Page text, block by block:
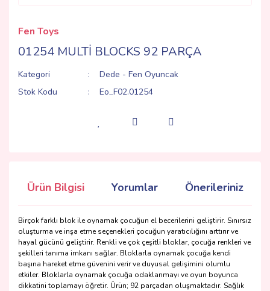
Fen Toys
01254 MULTİ BLOCKS 92 PARÇA
Kategori
Dede - Fen Oyuncak
Stok Kodu
Eo_F02.01254
Ürün Bilgisi Yorumlar Önerileriniz
Birçok farklı blok ile oynamak çocuğun el becerilerini geliştirir. Sınırsız
oluşturma ve inşa etme seçenekleri çocuğun yaratıcılığını arttırır ve
hayal gücünü geliştirir. Renkli ve çok çeşitli bloklar, çocuğa renkleri ve
şekilleri tanıma imkanı sağlar. Bloklarla oynamak çocuğa kendi
başına hareket etme güvenini verir ve duyusal gelişimini olumlu
etkiler. Bloklarla oynamak çocuğa odaklanmayı ve oyun boyunca
dikkatini toplamayı öğretir. Ürün; 92 parçadan oluşmaktadır. Sağlık